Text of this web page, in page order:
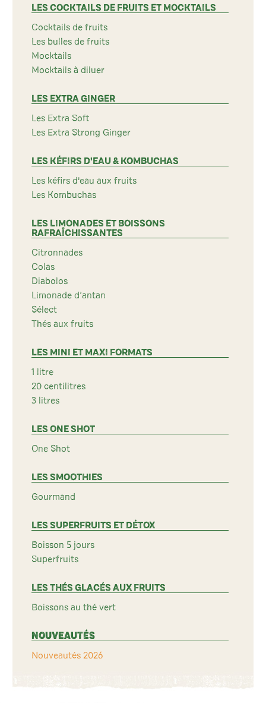
LES COCKTAILS DE FRUITS ET MOCKTAILS
Cocktails de fruits
Les bulles de fruits
Mocktails
Mocktails à diluer
LES EXTRA GINGER
Les Extra Soft
Les Extra Strong Ginger
LES KÉFIRS D'EAU & KOMBUCHAS
Les kéfirs d'eau aux fruits
Les Kombuchas
LES LIMONADES ET BOISSONS
RAFRAÎCHISSANTES
Citronnades
Colas
Diabolos
Limonade d’antan
Sélect
Thés aux fruits
LES MINI ET MAXI FORMATS
1 litre
20 centilitres
3 litres
LES ONE SHOT
One Shot
LES SMOOTHIES
Gourmand
LES SUPERFRUITS ET DÉTOX
Boisson 5 jours
Superfruits
LES THÉS GLACÉS AUX FRUITS
Boissons au thé vert
NOUVEAUTÉS
Nouveautés 2026